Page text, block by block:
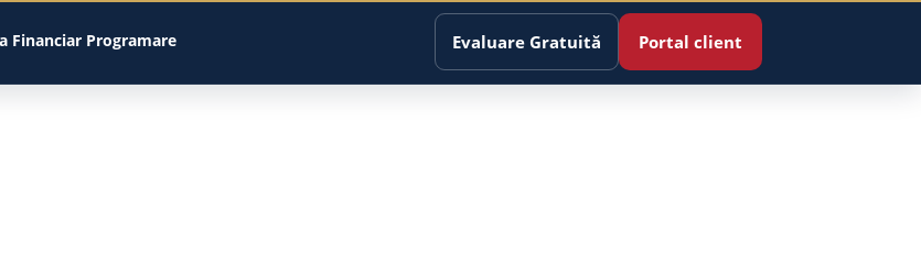
Financiar Programare Evaluare Gratuită Portal client